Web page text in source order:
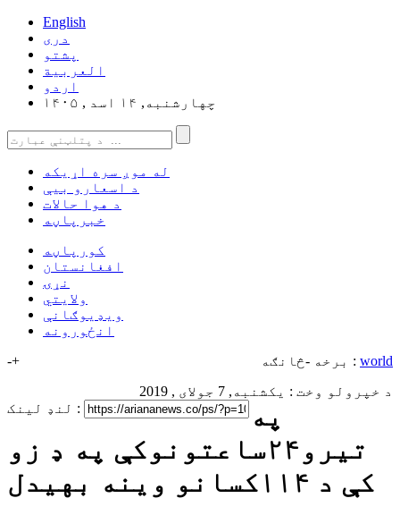
English
دری
پشتو
العربیة
اردو
چهارشنبه, ۱۴ اسد , ۱۴۰۵
له موږ سره اړیکه
د اسعارو بیې
د هوا حالات
خبرپاڼه
کورپاڼه
افغانستان
نړۍ
ولایتي
ویډیوګانې
انځورونه
برخه -څانګه : world
-+
د خپرولو وخت : یکشنبه, 7 جولای , 2019
لنډ لینک :
په
تیرو۲۴ساعتونوکې په ډ زو
کې د ۱۱۴کسانو وینه بهیدل